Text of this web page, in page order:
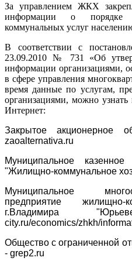
За управлением ЖКХ
информации о порядке
коммунальных услуг
В соответствии с
23.09.2010 № 731 «Об
информации организациями,
в сфере управления
время данные по услугам,
организациями, можно
Интернет:
Закрытое акционерное
zaoalternativa.ru
Муниципальное
"Жилищно-коммунальное
Муниципальное
предприятие жилищно-
г.Владимира
city.ru/economics/zhkh/
Общество с ограниченной
- grep2.ru